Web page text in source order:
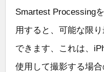
Smartest Processing
用すると、可能な限
できます、これは、
使用して撮影する場